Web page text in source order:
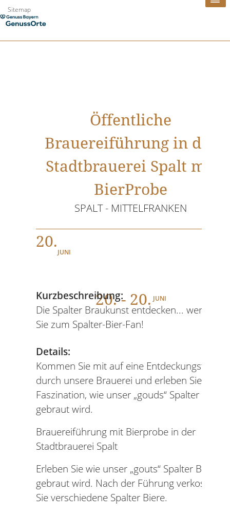
Zum
Inhalt
Sitemap
Öffentliche
Brauereiführung in der
Stadtbrauerei Spalt mit
BierProbe
SPALT - MITTELFRANKEN
20.
JUNI
20. - 20. JUNI
Kurzbeschreibung:
Die Spalter Braukunst entdecken... werden
Sie zum Spalter-Bier-Fan!
Details:
Kommen Sie mit auf eine Entdeckungstour
durch unsere Brauerei und erleben Sie die
Faszination, wie unser „gouds“ Spalter Bier
gebraut wird.
Brauereiführung mit Bierprobe in der
Stadtbrauerei Spalt
Erleben Sie wie unser „gouts“ Spalter Bier
gebraut wird. Nach der Führung verkosten
Sie verschiedene Spalter Biere.